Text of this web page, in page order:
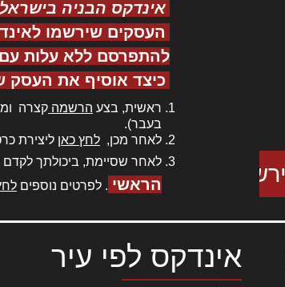
אינדקס הבניה בישראל
העסקים שירשמו
להתפרסם ללא עלות עם
כיצד אוסיף את העסק
ראשית, בצע הרשמה קצרה
בעבר).
לאחר מכן, לחץ כאן ליצירת
לאחר שסיימת, ביכולתך
הראשי . לפרטים נוספים
אינדקס לפי עיר